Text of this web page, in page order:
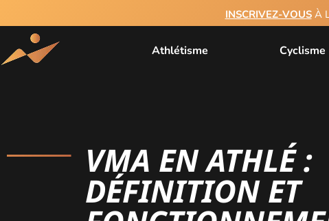
INSCRIVEZ-VOUSÀ
Athlétisme Cyclisme
VMA EN ATHLÉ :
DÉFINITION ET